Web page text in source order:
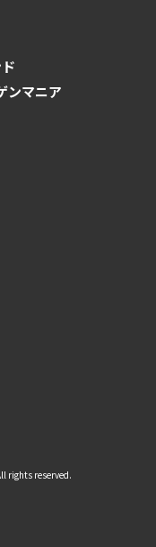
ンマニア
rights reserved.